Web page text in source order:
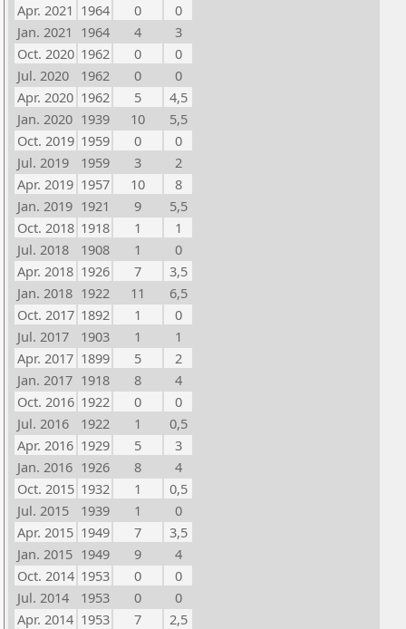
Apr. 2021 1964 0
0
Jan. 2021 1964 4
3
Oct. 2020 1962 0
0
Jul. 2020
1962 0
0
Apr. 2020 1962 5
4,5
Jan. 2020 1939 10
5,5
Oct. 2019 1959 0
0
Jul. 2019
1959 3
2
Apr. 2019 1957 10
8
Jan. 2019 1921 9
5,5
Oct. 2018 1918 1
1
Jul. 2018
1908 1
0
Apr. 2018 1926 7
3,5
Jan. 2018 1922 11
6,5
Oct. 2017 1892 1
0
Jul. 2017
1903 1
1
Apr. 2017 1899 5
2
Jan. 2017 1918 8
4
Oct. 2016 1922 0
0
Jul. 2016
1922 1
0,5
Apr. 2016 1929 5
3
Jan. 2016 1926 8
4
Oct. 2015 1932 1
0,5
Jul. 2015
1939 1
0
Apr. 2015 1949 7
3,5
Jan. 2015 1949 9
4
Oct. 2014 1953 0
0
Jul. 2014
1953 0
0
Apr. 2014 1953 7
2,5